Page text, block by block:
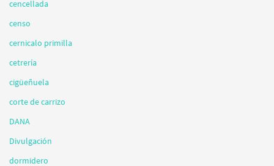
cencellada
censo
cernicalo primilla
cetrería
cigüeñuela
corte de carrizo
DANA
Divulgación
dormidero